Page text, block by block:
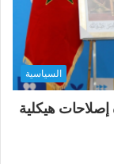
السياسية
هيكلية